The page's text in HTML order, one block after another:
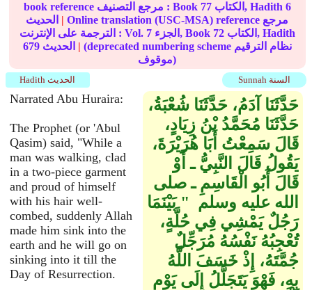
book reference مرجع التصنيف : Book 77 الكتاب, Hadith 6
| Online translation (USC-MSA) reference مرجع
الترجمة على الإنترنت : Vol. 7 الجزء, Book 72
الكتاب, Hadith
679
| (deprecated numbering scheme نظام الترقيم
موقوف)
Sunnah السنة Hadith الحديث
Narrated Abu Huraira:
The Prophet (or 'Abul
Qasim) said, "While a
man was walking, clad
in a two-piece garment
and proud of himself
with his hair well-
combed, suddenly Allah
made him sink into the
earth and he will go on
sinking into it till the
Day of Resurrection.
حَدَّثَنَا آدَمُ، حَدَّثَنَا شُعْبَةُ،
حَدَّثَنَا مُحَمَّدُ بْنُ زِيَادٍ،
قَالَ سَمِعْتُ أَبَا هُرَيْرَةَ،
يَقُولُ قَالَ النَّبِيُّ ـ أَوْ
قَالَ أَبُو الْقَاسِمِ ـ صلى
الله عليه وسلم ‏ "‏ بَيْنَمَا
رَجُلٌ يَمْشِي فِي حُلَّةٍ،
تُعْجِبُهُ نَفْسُهُ مُرَجِّلٌ
جُمَّتَهُ، إِذْ خَسَفَ اللَّهُ
بِهِ، فَهْوَ يَتَجَلَّلُ إِلَى يَوْمِ